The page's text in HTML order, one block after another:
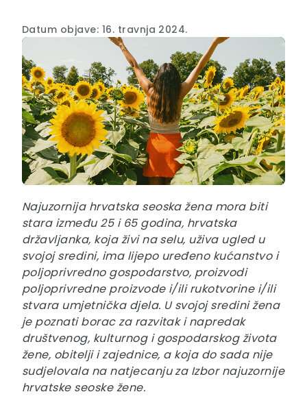
Datum objave: 16. travnja 2024.
Najuzornija hrvatska seoska žena mora biti
stara između 25 i 65 godina, hrvatska
državljanka, koja živi na selu, uživa ugled u
svojoj sredini, ima lijepo uređeno kućanstvo i
poljoprivredno gospodarstvo, proizvodi
poljoprivredne proizvode i/ili rukotvorine i/ili
stvara umjetnička djela. U svojoj sredini žena
je poznati borac za razvitak i napredak
društvenog, kulturnog i gospodarskog života
žene, obitelji i zajednice, a koja do sada nije
sudjelovala na natjecanju za Izbor najuzornije
hrvatske seoske žene.